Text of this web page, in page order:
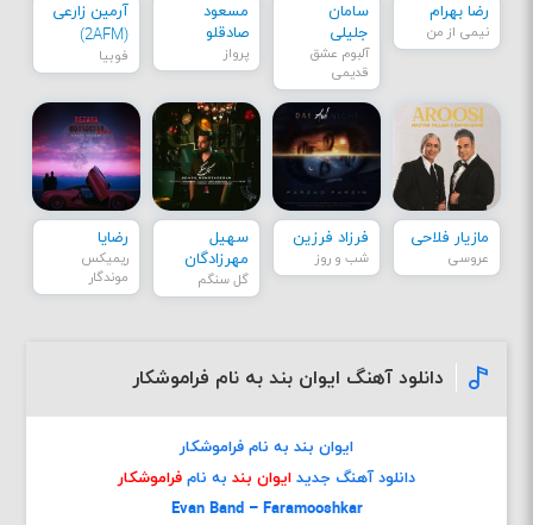
رضا بهرام
نیمی از من
سامان
جلیلی
آلبوم عشق
قدیمی
مسعود
صادقلو
پرواز
آرمین زارعی
(2AFM)
فوبیا
مازیار فلاحی
عروسی
فرزاد فرزین
شب و روز
سهیل
مهرزادگان
گل سنگم
رضایا
ریمیکس
موندگار
دانلود آهنگ ایوان بند به نام فراموشکار
ایوان بند به نام فراموشکار
دانلود آهنگ جدید ایوان بند به نام فراموشکار
Evan Band – Faramooshkar